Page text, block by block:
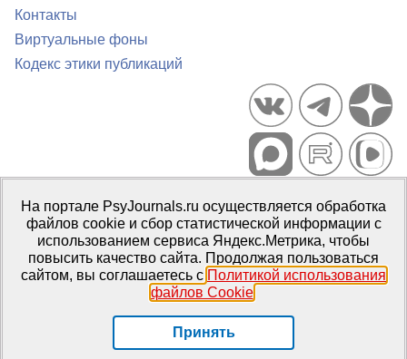
Контакты
Виртуальные фоны
Кодекс этики публикаций
Портал психологических изданий PsyJournals.ru, 2007–2026
Правила использования материалов
Свидетельство регистрации СМИЭл № ФС77-66447 от 14 июля
2016 г.
Издатель: ФГБОУ ВО МГППУ
На портале PsyJournals.ru осуществляется обработка
файлов cookie и сбор статистической информации с
использованием сервиса Яндекс.Метрика, чтобы
повысить качество сайта. Продолжая пользоваться
сайтом, вы соглашаетесь с Политикой использования
файлов Cookie.
Принять